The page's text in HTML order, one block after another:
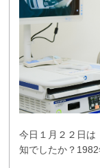
今日１月２２日は
知でしたか？